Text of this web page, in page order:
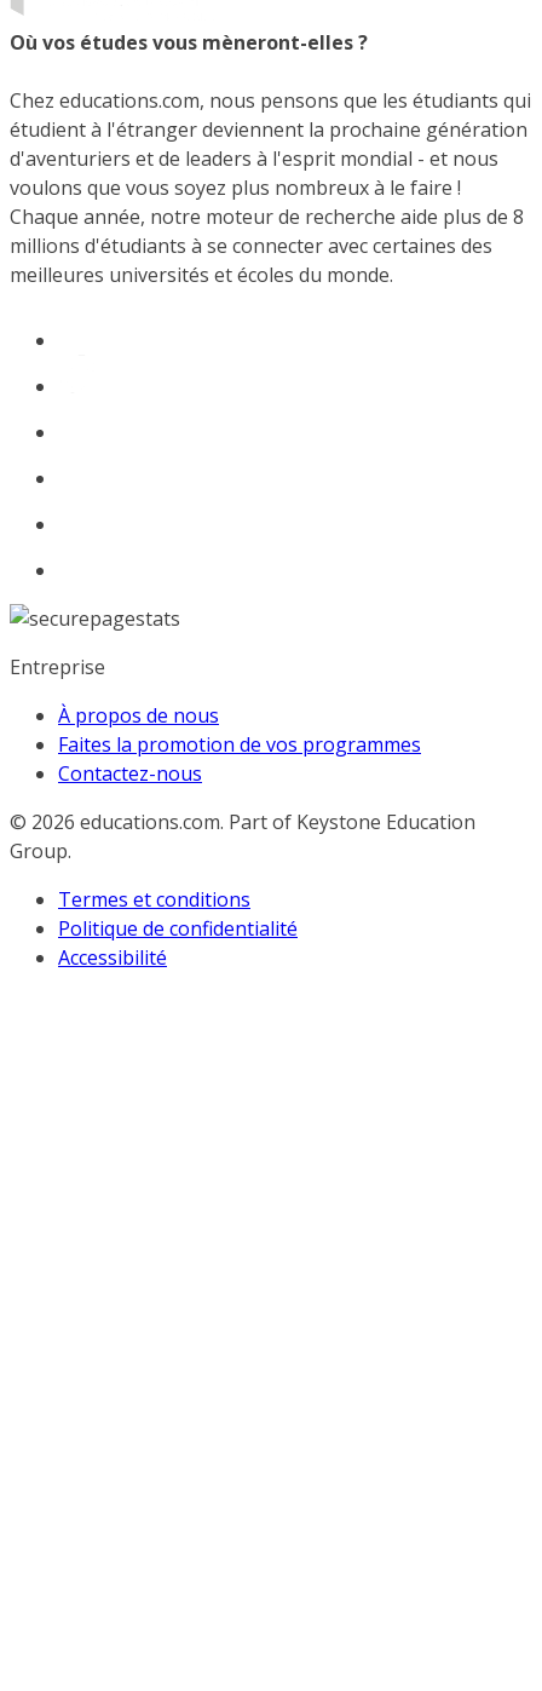
Où vos études vous mèneront-elles ?
Chez educations.com, nous pensons que les étudiants qui
étudient à l'étranger deviennent la prochaine génération
d'aventuriers et de leaders à l'esprit mondial - et nous
voulons que vous soyez plus nombreux à le faire !
Chaque année, notre moteur de recherche aide plus de 8
millions d'étudiants à se connecter avec certaines des
meilleures universités et écoles du monde.
Entreprise
À propos de nous
Faites la promotion de vos programmes
Contactez-nous
© 2026 educations.com. Part of Keystone Education
Group.
Termes et conditions
Politique de confidentialité
Accessibilité